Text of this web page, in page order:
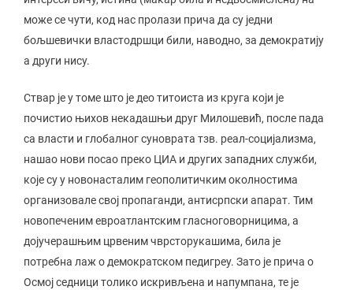
може се чути, код нас пролази прича да су једни
бољшевички властодршци били, наводно, за демократију
а други нису.
Ствар је у томе што је део титоиста из круга који је
почистио њихов некадашњи друг Милошевић, после пада
са власти и глобалног суноврата тзв. реал-социјализма,
нашао нови посао преко ЦИА и других западних служби,
које су у новонасталим геополитичким околностима
организовале свој пропаганди, антисрпски апарат. Тим
новопеченим евроатлантским гласноговорницима, а
дојучерашњим црвеним чврсторукашима, била је
потребна лаж о демократском педигреу. Зато је прича о
Осмој седници толико искривљена и напумпана, те је